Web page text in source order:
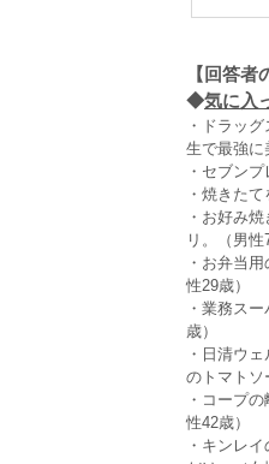
【回答者
◆気に入
・ドラッ
生で最強に
・セブン
・焼きた
・お好み
リ。（男性
・お弁当
性29歳）
・業務ス
歳）
・日清ウ
のトマトソ
・コープ
性42歳）
・キンレ